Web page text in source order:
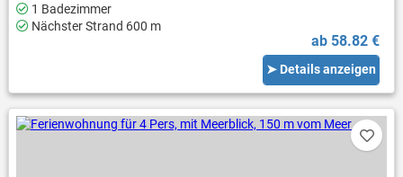
1 Badezimmer
Nächster Strand 600 m
ab 58.82 €
➤ Details anzeigen